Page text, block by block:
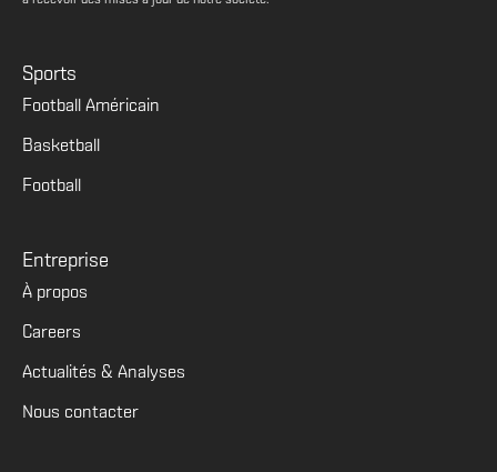
Sports
Football Américain
Basketball
Football
Entreprise
À propos
Careers
Actualités & Analyses
Nous contacter